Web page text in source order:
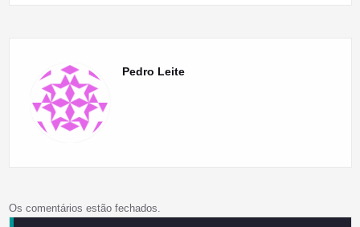
Pedro Leite
Os comentários estão fechados.